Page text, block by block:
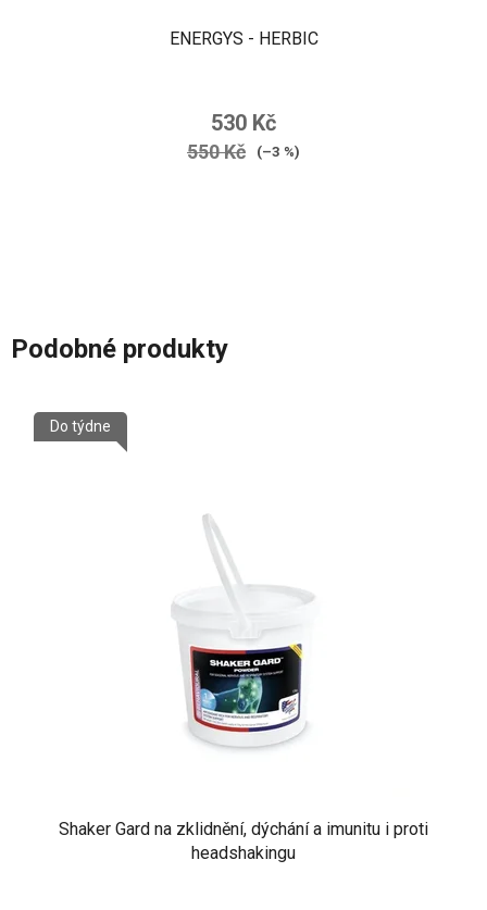
ENERGYS - HERBIC
530 Kč
550 Kč (–3 %)
Podobné produkty
Shaker Gard na zklidnění, dýchání a imunitu i proti
headshakingu
Do týdne